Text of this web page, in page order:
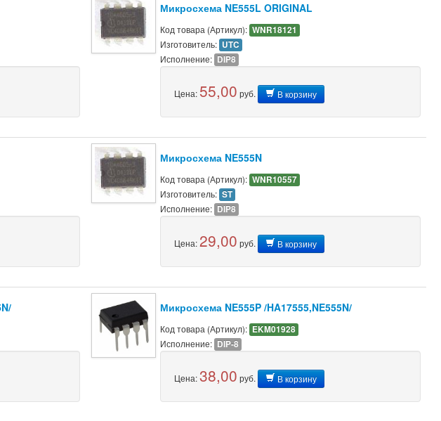
Микросхема NE555L ORIGINAL
Код товара (Артикул): WNR18121
Изготовитель: UTC
Исполнение: DIP8
Цена: 55,00 руб. В корзину
Микросхема NE555N
Код товара (Артикул): WNR10557
Изготовитель: ST
Исполнение: DIP8
Цена:29,00 руб. В корзину
Микросхема NE555P /HA17555,NE555N/
Код товара (Артикул): EKM01928
Исполнение: DIP-8
Цена:38,00 руб. В корзину